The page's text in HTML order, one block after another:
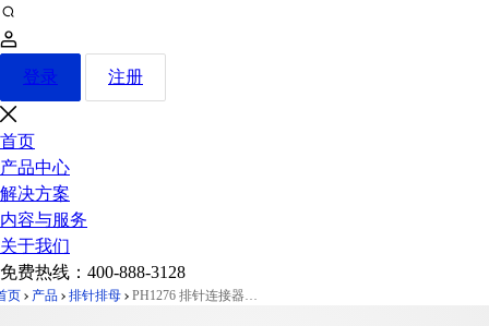
登录 注册
首页
产品中心
解决方案
内容与服务
关于我们
免费热线： 400-888-3128
页 产品 排针排母 PH1276 排针连接器 Pitch 1.27mm 180° 双排 SMT 不戴帽 H1.0W3.4 双塑排针 管装 PC5.3 L=14.5